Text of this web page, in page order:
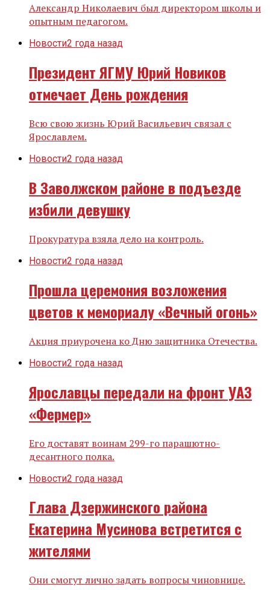
Александр Николаевич был директором школы и
опытным педагогом.
Новости2 года назад
Президент ЯГМУ Юрий Новиков
отмечает День рождения
Всю свою жизнь Юрий Васильевич связал с
Ярославлем.
Новости2 года назад
В Заволжском районе в подъезде
избили девушку
Прокуратура взяла дело на контроль.
Новости2 года назад
Прошла церемония возложения
цветов к мемориалу «Вечный огонь»
Акция приурочена ко Дню защитника Отечества.
Новости2 года назад
Ярославцы передали на фронт УАЗ
«Фермер»
Его доставят воинам 299-го парашютно-
десантного полка.
Новости2 года назад
Глава Дзержинского района
Екатерина Мусинова встретится с
жителями
Они смогут лично задать вопросы чиновнице.